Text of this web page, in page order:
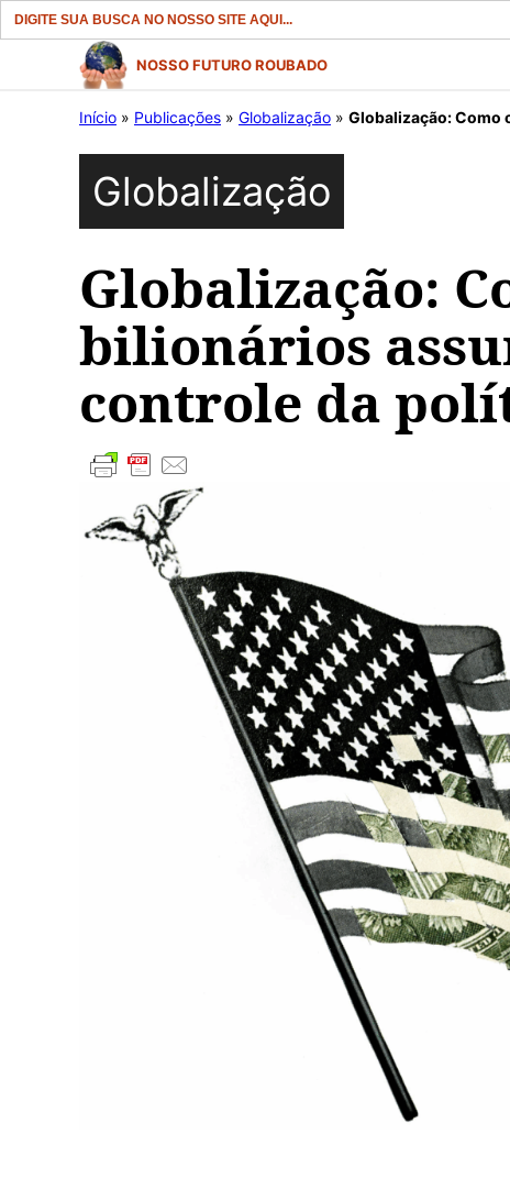
Search
for:
conteúdo
NOSSO FUTURO ROUBADO
Início » Publicações » Globalização » Globalização: Como
Globalização
Globalização:
bilionários
controle da